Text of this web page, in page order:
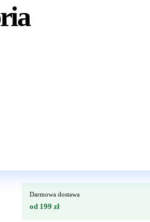
Darmowa dostawa
od 199 zł